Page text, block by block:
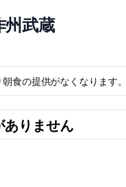
武蔵
食の提供がなくなります。
ありません